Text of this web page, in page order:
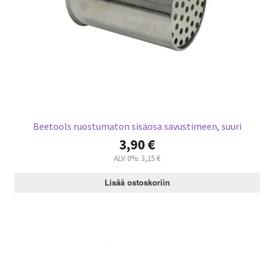
Beetools ruostumaton sisäosa savustimeen, suuri
3,90€
ALV 0%: 3,15€
Lisää ostoskoriin